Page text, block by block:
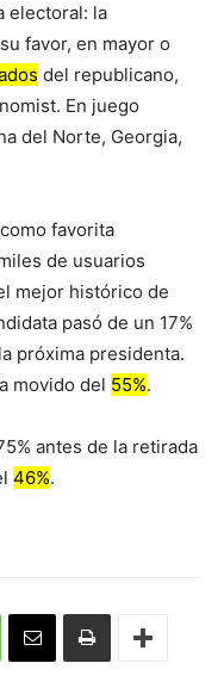
electoral: la
favor, en mayor o
del republicano,
En juego
del Norte, Georgia,
favorita
de usuarios
mejor histórico de
pasó de un 17%
próxima presidenta.
movido del 55%.
antes de la retirada
46%.